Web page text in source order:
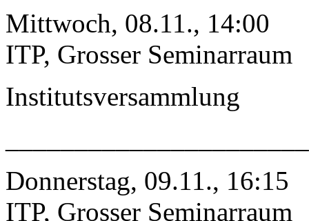
Mittwoch, 08.11., 14:00
ITP, Grosser Seminarraum
Institutsversammlung
Donnerstag, 09.11., 16:15
ITP, Grosser Seminarraum